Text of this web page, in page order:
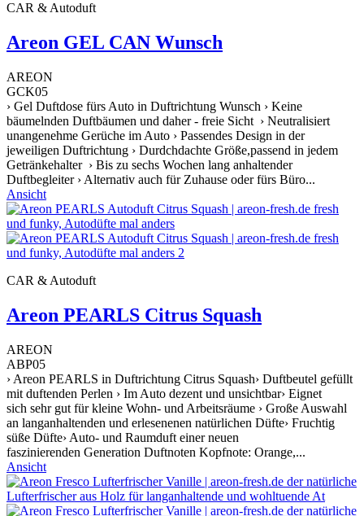
CAR & Autoduft
Areon GEL CAN Wunsch
AREON
GCK05
› Gel Duftdose fürs Auto in Duftrichtung Wunsch › Keine
bäumelnden Duftbäumen und daher - freie Sicht › Neutralisiert
unangenehme Gerüche im Auto › Passendes Design in der
jeweiligen Duftrichtung › Durdchdachte Größe,passend in jedem
Getränkehalter › Bis zu sechs Wochen lang anhaltender
Duftbegleiter › Alternativ auch für Zuhause oder fürs Büro...
Ansicht
CAR & Autoduft
Areon PEARLS Citrus Squash
AREON
ABP05
› Areon PEARLS in Duftrichtung Citrus Squash› Duftbeutel gefüllt
mit duftenden Perlen › Im Auto dezent und unsichtbar› Eignet
sich sehr gut für kleine Wohn- und Arbeitsräume › Große Auswahl
an langanhaltenden und erlesenenen natürlichen Düfte› Fruchtig
süße Düfte› Auto- und Raumduft einer neuen
faszinierenden Generation Duftnoten Kopfnote: Orange,...
Ansicht